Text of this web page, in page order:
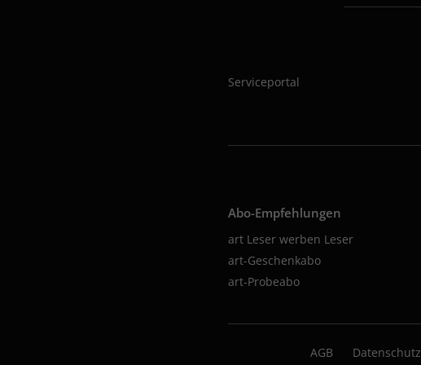
Serviceportal
Abo-Empfehlungen
art Leser werben Leser
art-Geschenkabo
art-Probeabo
AGB Datenschutz